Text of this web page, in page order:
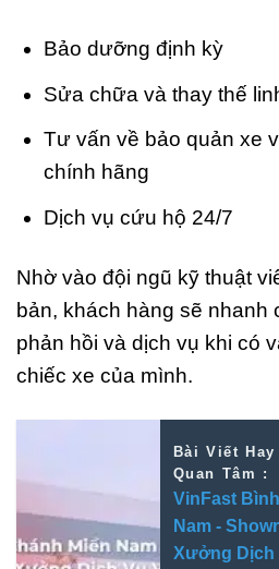
Bảo dưỡng định kỳ
Sửa chữa và thay thế
Tư vấn về bảo quản xe
chính hãng
Dịch vụ cứu hộ 24/7
Nhờ vào đội ngũ kỹ thuật
bản, khách hàng sẽ nhanh
phản hồi và dịch vụ khi có
chiếc xe của mình.
Bài Viết Hay
Quan Tâm :
VinFast
Nam -
Xưởng Dịch